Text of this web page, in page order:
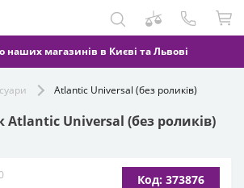
наших магазинів в Києві та Львові
Atlantic Universal (без роликiв)
Atlantic Universal (без роликiв)
Код: 373876